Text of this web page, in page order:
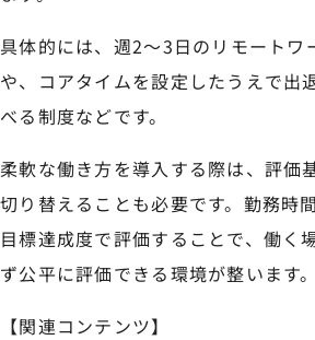
具体的には、週2〜3日のリモートワ
や、コアタイムを設定したうえで出
べる制度などです。
柔軟な働き方を導入する際は、評価
切り替えることも必要です。勤務時
目標達成度で評価することで、働く
ず公平に評価できる環境が整います。
【関連コンテンツ】